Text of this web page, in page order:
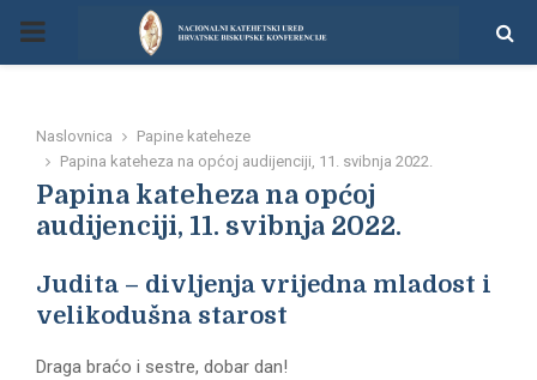
P
M
A
R
Naslovnica
Papine kateheze
Papina kateheza na općoj audijenciji, 11. svibnja 2022.
Papina kateheza na općoj
audijenciji, 11. svibnja 2022.
Judita – divljenja vrijedna mladost i
velikodušna starost
Draga braćo i sestre, dobar dan!